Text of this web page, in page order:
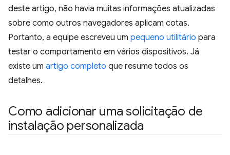
deste artigo, não havia muitas informações atualizadas
sobre como outros navegadores aplicam cotas.
Portanto, a equipe escreveu um pequeno utilitário para
testar o comportamento em vários dispositivos. Já
existe um artigo completo que resume todos os
detalhes.
Como adicionar uma solicitação de
instalação personalizada